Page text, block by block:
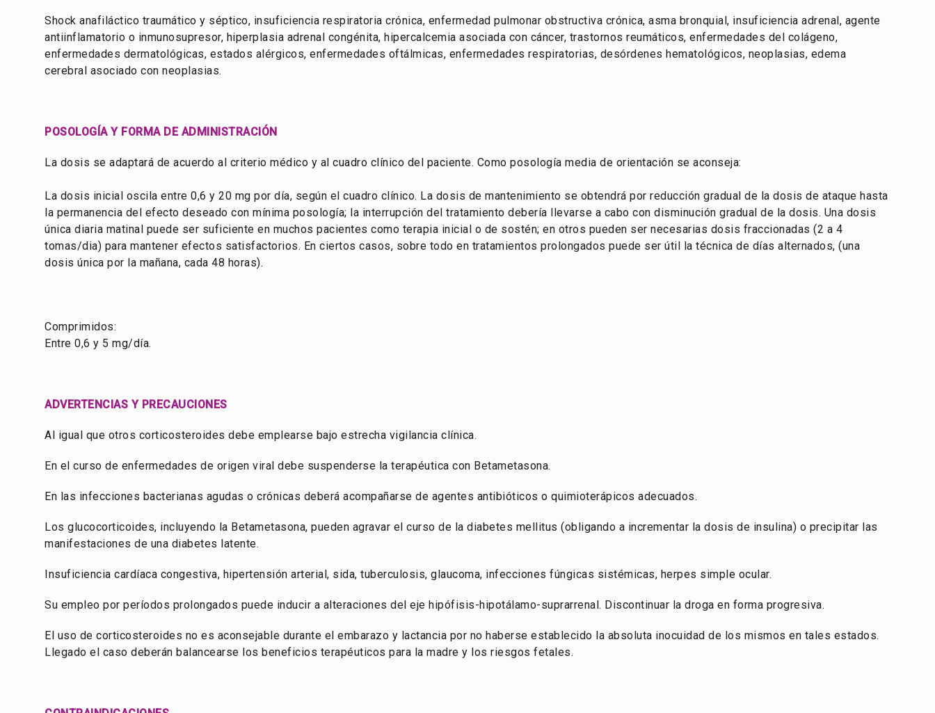
Shock anafiláctico traumático y séptico, insuficiencia respiratoria crónica, enfermedad pulmonar obstructiva crónica, asma bronquial, insuficiencia adrenal, agente
antiinflamatorio o inmunosupresor, hiperplasia adrenal congénita, hipercalcemia asociada con cáncer, trastornos reumáticos, enfermedades del colágeno,
enfermedades dermatológicas, estados alérgicos, enfermedades oftálmicas, enfermedades respiratorias, desórdenes hematológicos, neoplasias, edema
cerebral asociado con neoplasias.
POSOLOGÍA Y FORMA DE ADMINISTRACIÓN
La dosis se adaptará de acuerdo al criterio médico y al cuadro clínico del paciente. Como posología media de orientación se aconseja:
La dosis inicial oscila entre 0,6 y 20 mg por día, según el cuadro clínico. La dosis de mantenimiento se obtendrá por reducción gradual de la dosis de ataque hasta
la permanencia del efecto deseado con mínima posología; la interrupción del tratamiento debería llevarse a cabo con disminución gradual de la dosis. Una dosis
única diaria matinal puede ser suficiente en muchos pacientes como terapia inicial o de sostén; en otros pueden ser necesarias dosis fraccionadas (2 a 4
tomas/dia) para mantener efectos satisfactorios. En ciertos casos, sobre todo en tratamientos prolongados puede ser útil la técnica de días alternados, (una
dosis única por la mañana, cada 48 horas).
Comprimidos:
Entre 0,6 y 5 mg/día.
ADVERTENCIAS Y PRECAUCIONES
Al igual que otros corticosteroides debe emplearse bajo estrecha vigilancia clínica.
En el curso de enfermedades de origen viral debe suspenderse la terapéutica con Betametasona.
En las infecciones bacterianas agudas o crónicas deberá acompañarse de agentes antibióticos o quimioterápicos adecuados.
Los glucocorticoides, incluyendo la Betametasona, pueden agravar el curso de la diabetes mellitus (obligando a incrementar la dosis de insulina) o precipitar las
manifestaciones de una diabetes latente.
Insuficiencia cardíaca congestiva, hipertensión arterial, sida, tuberculosis, glaucoma, infecciones fúngicas sistémicas, herpes simple ocular.
Su empleo por períodos prolongados puede inducir a alteraciones del eje hipófisis-hipotálamo-suprarrenal. Discontinuar la droga en forma progresiva.
El uso de corticosteroides no es aconsejable durante el embarazo y lactancia por no haberse establecido la absoluta inocuidad de los mismos en tales estados.
Llegado el caso deberán balancearse los beneficios terapéuticos para la madre y los riesgos fetales.